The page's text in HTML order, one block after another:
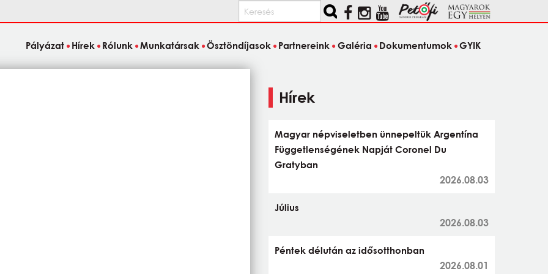
Keresés
Pályázat Hírek Rólunk Munkatársak Ösztöndíjasok Partnereink Galéria Dokumentumok GYIK
Hírek
Magyar népviseletben ünnepeltük Argentína
Függetlenségének Napját Coronel Du
Gratyban
2026.08.03
Július
2026.08.03
Péntek délután az idősotthonban
2026.08.01